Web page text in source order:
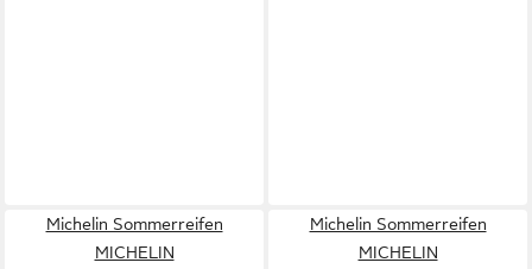
Michelin Sommerreifen
MICHELIN
Michelin Sommerreifen
MICHELIN